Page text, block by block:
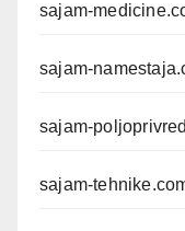
sajam-
sajam-
sajam-
sajam-